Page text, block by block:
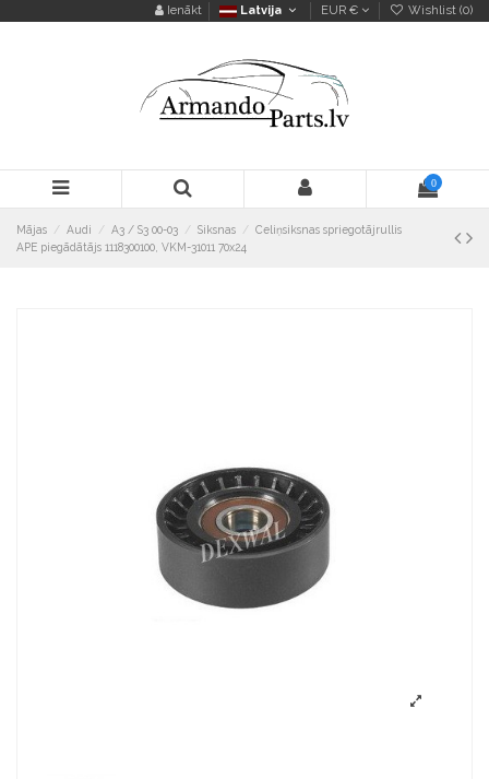
Ienākt Latvija EUR € Wishlist (0)
0
Mājas Audi A3 / S3 00-03 Siksnas
Celiņsiksnas spriegotājrullis
APE piegādātājs 1118300100, VKM-31011 70x24